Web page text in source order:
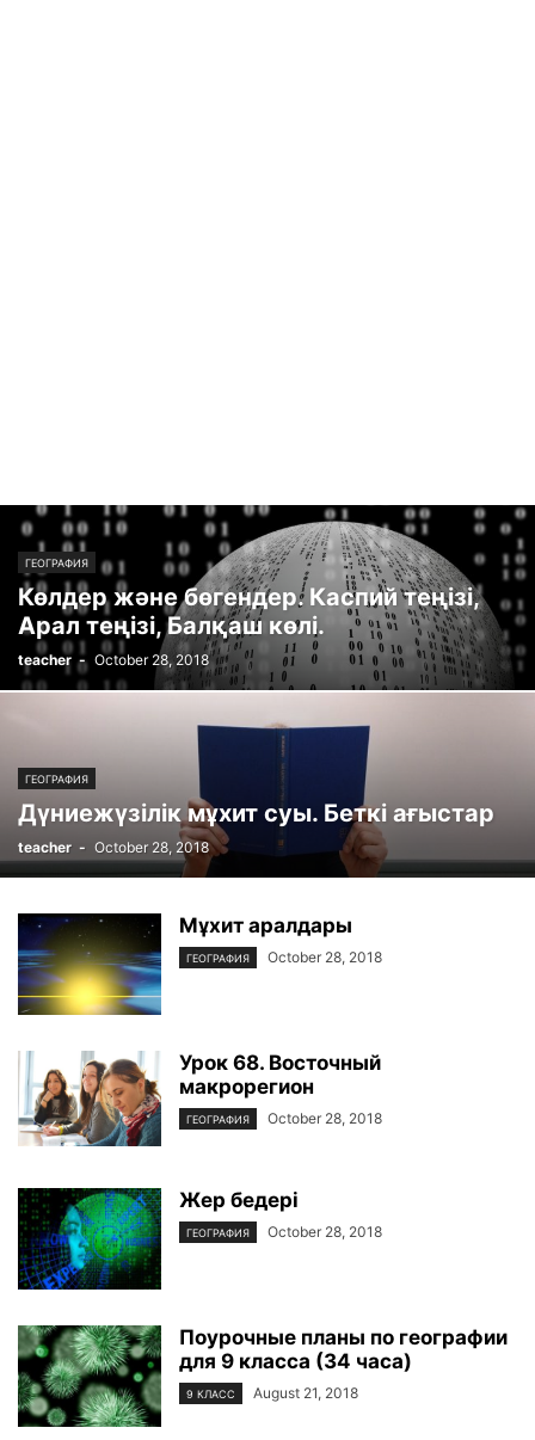
ГЕОГРАФИЯ
Көлдер және бөгендер. Каспий теңізі,
Арал теңізі, Балқаш көлі.
teacher - October 28, 2018
ГЕОГРАФИЯ
Дүниежүзілік мұхит суы. Беткі ағыстар
teacher - October 28, 2018
Мұхит аралдары
ГЕОГРАФИЯ October 28, 2018
Урок 68. Восточный
макрорегион
ГЕОГРАФИЯ October 28, 2018
Жер бедері
ГЕОГРАФИЯ October 28, 2018
Поурочные планы по географии
для 9 класса (34 часа)
9 КЛАСС August 21, 2018